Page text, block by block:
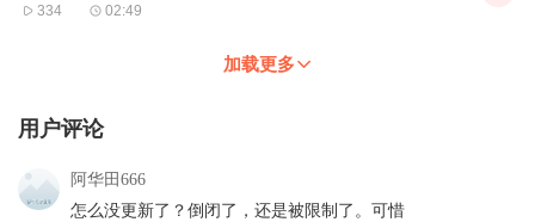
334 02:49
加载更多
用户评论
阿华田666
怎么没更新了？倒闭了，还是被限制了。可惜